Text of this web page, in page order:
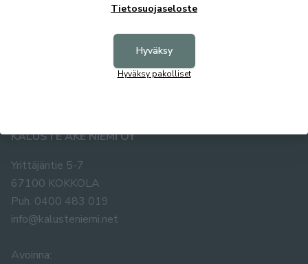
KALUSTE ÅKE NIEMI OY
Yrittäjäntie 5-7
67100 KOKKOLA
Puh. 0400 483 019
info@kalusteniemi.net
Avoinna:
Tietosuojaseloste
Hyväksy
Hyväksy pakolliset